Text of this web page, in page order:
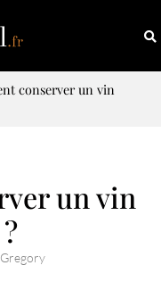
conserver un vin
un vin
Gregory